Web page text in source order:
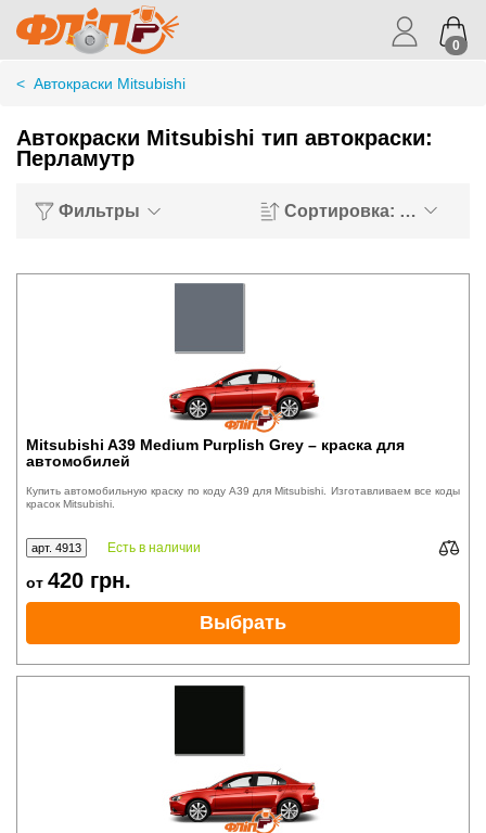
0
< Автокраски Mitsubishi
Автокраски Mitsubishi тип автокраски:
Перламутр
Фильтры Сортировка: Хиты
Mitsubishi A39 Medium Purplish Grey – краска для
автомобилей
Купить автомобильную краску по коду A39 для Mitsubishi. Изготавливаем все коды
красок Mitsubishi.
арт. 4913 Есть в наличии
от 420 грн.
Выбрать